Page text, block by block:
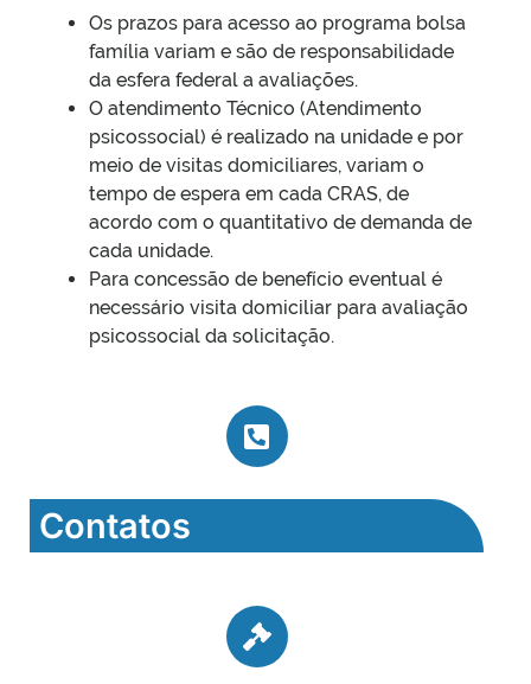
Os prazos para acesso ao programa bolsa
família variam e são de responsabilidade
da esfera federal a avaliações.
O atendimento Técnico (Atendimento
psicossocial) é realizado na unidade e por
meio de visitas domiciliares, variam o
tempo de espera em cada CRAS, de
acordo com o quantitativo de demanda de
cada unidade.
Para concessão de benefício eventual é
necessário visita domiciliar para avaliação
psicossocial da solicitação.
Contatos